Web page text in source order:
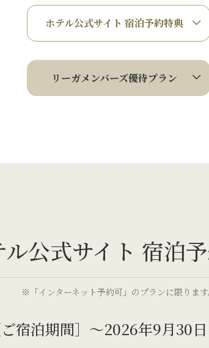
ホテル公式サイト 宿泊予約特典
リーガメンバーズ優待プラン
ル公式サイト 宿泊
※「インターネット予約可」のプランに限ります
ご宿泊期間］～2026年9月30日